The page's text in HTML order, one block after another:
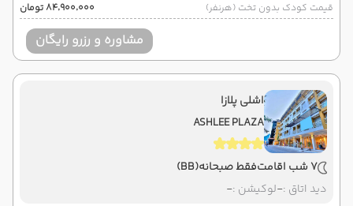
قیمت کودک بدون تخت (هرنفر)
۸۴٬۹۰۰٬۰۰۰ تومان
مشاوره و رزرو رایگان
اشلی پلازا
ASHLEE PLAZA
7 شب اقامت فقط صبحانه(BB)
دید اتاق :-لوکیشن :-